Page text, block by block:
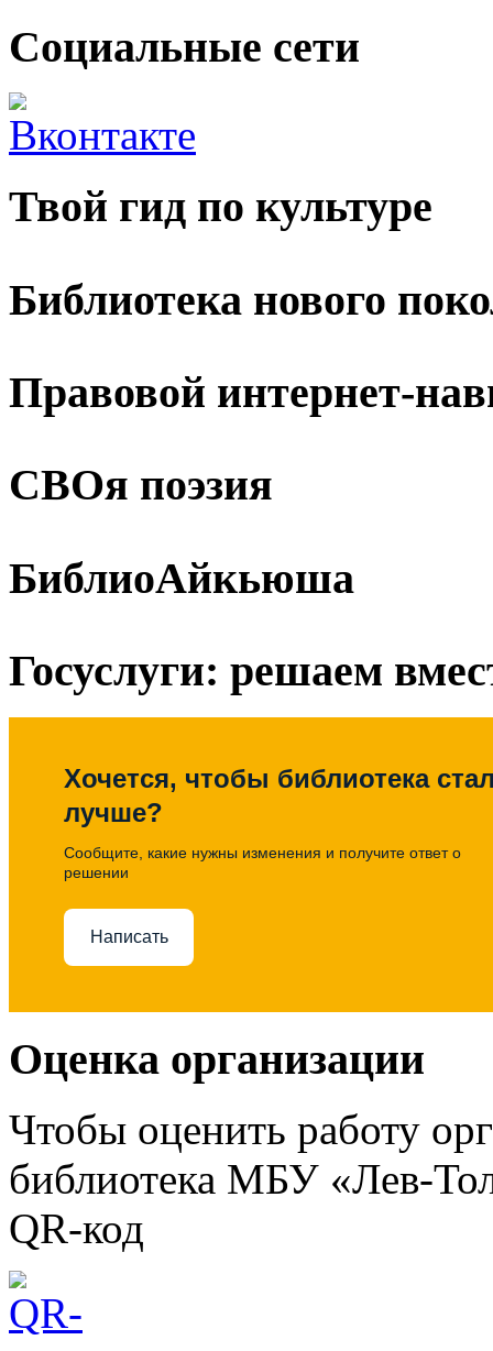
Социальные сети
Твой гид по культуре
Библиотека нового
Правовой интернет-
СВОя поэзия
БиблиоАйкьюша
Госуслуги: решаем
Хочется, чтобы библиотека
лучше?
Сообщите, какие нужны изменения и получите ответ о
решении
Написать
Оценка организации
Чтобы оценить работу
библиотека МБУ «Лев-
QR-код